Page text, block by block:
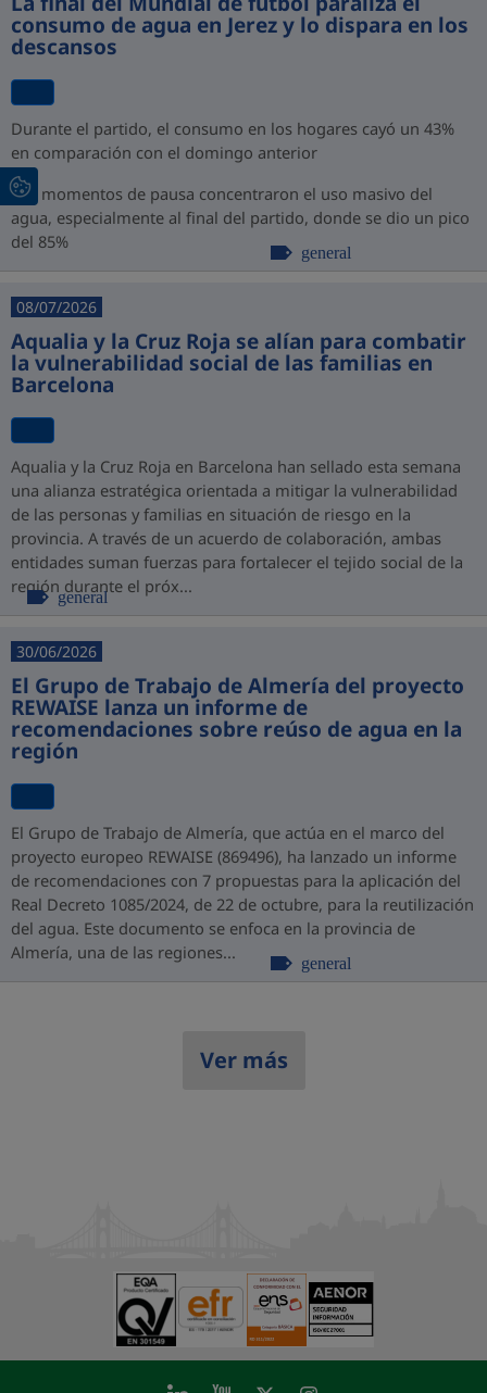
consumo de agua en Jerez y lo dispara en los
descansos
Durante el partido, el consumo en los hogares cayó un 43%
en comparación con el domingo anterior
Los momentos de pausa concentraron el uso masivo del
agua, especialmente al final del partido, donde se dio un pico
del 85%
general
08/07/2026
Aqualia y la Cruz Roja se alían para combatir
la vulnerabilidad social de las familias en
Barcelona
Aqualia y la Cruz Roja en Barcelona han sellado esta semana
una alianza estratégica orientada a mitigar la vulnerabilidad
de las personas y familias en situación de riesgo en la
provincia. A través de un acuerdo de colaboración, ambas
entidades suman fuerzas para fortalecer el tejido social de la
región durante el próx...
general
30/06/2026
El Grupo de Trabajo de Almería del proyecto
REWAISE lanza un informe de
recomendaciones sobre reúso de agua en la
región
El Grupo de Trabajo de Almería, que actúa en el marco del
proyecto europeo REWAISE (869496), ha lanzado un informe
de recomendaciones con 7 propuestas para la aplicación del
Real Decreto 1085/2024, de 22 de octubre, para la reutilización
del agua. Este documento se enfoca en la provincia de
Almería, una de las regiones...
general
Ver más